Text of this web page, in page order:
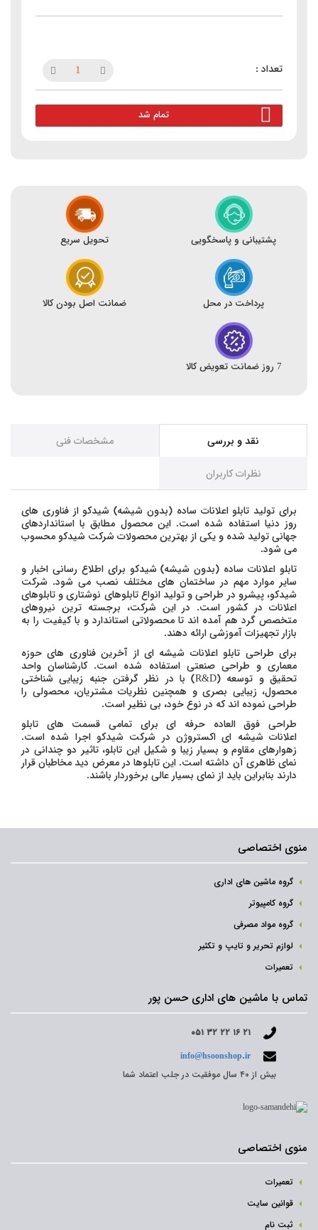
تمام شد
پشتیبانی و پاسخگویی تحویل سریع
پرداخت در محل ضمانت اصل بودن کالا
7 روز ضمانت تعویض کالا
نقد و بررسی مشخصات فنی
نظرات کاربران
برای تولید تابلو اعلانات ساده (بدون شیشه) شیدکو از فناوری های
روز دنیا استفاده شده است. این محصول مطابق با استانداردهای
جهانی تولید شده و یکی از بهترین محصولات شرکت شیدکو محسوب
می شود.
تابلو اعلانات ساده (بدون شیشه) شیدکو برای اطلاع رسانی اخبار و
سایر موارد مهم در ساختمان های مختلف نصب می شود. شرکت
شیدکو، پیشرو در طراحی و تولید انواع تابلوهای نوشتاری و تابلوهای
اعلانات در کشور است. در این شرکت، برجسته ترین نیروهای
متخصص گرد هم آمده اند تا محصولاتی استاندارد و با کیفیت را به
بازار تجهیزات آموزشی ارائه دهند.
برای طراحی تابلو اعلانات شیشه ای از آخرین فناوری های حوزه
معماری و طراحی صنعتی استفاده شده است. کارشناسان واحد
تحقیق و توسعه (R&D) با در نظر گرفتن جنبه زیبایی شناختی
محصول، زیبایی بصری و همچنین نظریات مشتریان، محصولی را
طراحی نموده اند که در نوع خود، بی نظیر است.
طراحی فوق العاده حرفه ای برای تمامی قسمت های تابلو
اعلانات شیشه ای اکستروژن در شرکت شیدکو اجرا شده است.
زهوارهای مقاوم و بسیار زیبا و شکیل این تابلو، تاثیر دو چندانی در
نمای ظاهری آن داشته است. این تابلوها در معرض دید مخاطبان قرار
دارند بنابراین باید از نمای بسیار عالی برخوردار باشند.
منوی اختصاصی
گروه ماشین های اداری
گروه کامپیوتر
گروه مواد مصرفی
لوازم تحریر و تایپ و تکثیر
تعمیرات
تماس با ماشین های اداری حسن پور
۰۵۱ ۳۲ ۲۲ ۱۶ ۲۱
info@hsoonshop.ir
بیش از ۴۰ سال موفقیت در جلب اعتماد شما
منوی اختصاصی
تعمیرات
قوانین سایت
ثبت نام‌